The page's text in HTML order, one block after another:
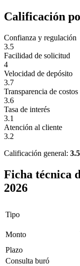
Calificación
Confianza y regulación
3.5
Facilidad de solicitud
4
Velocidad de depósito
3.7
Transparencia de costos
3.6
Tasa de interés
3.1
Atención al cliente
3.2
Calificación general:
Ficha técnica
2026
Tipo
Monto
Plazo
Consulta buró